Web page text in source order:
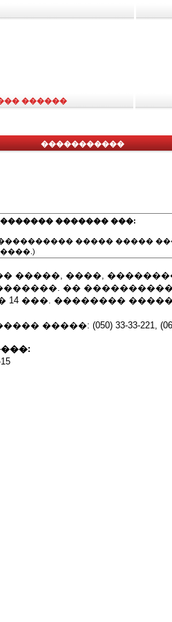
������
�����������
������� ���:
����� �����
�����, ����,
��
14 ���. ��������
(050) 33-33-221, (067)